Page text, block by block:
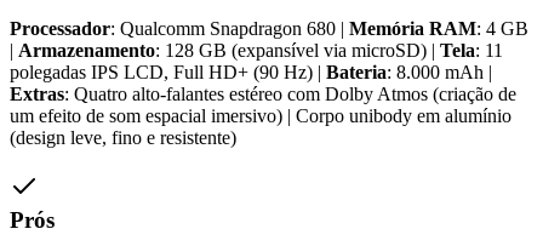
Processador: Qualcomm Snapdragon 680 | Memória RAM: 4 GB
| Armazenamento: 128 GB (expansível via microSD) | Tela: 11
polegadas IPS LCD, Full HD+ (90 Hz) | Bateria: 8.000 mAh |
Extras: Quatro alto-falantes estéreo com Dolby Atmos (criação de
um efeito de som espacial imersivo) | Corpo unibody em alumínio
(design leve, fino e resistente)
Prós